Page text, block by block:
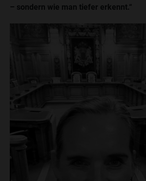
– sondern wie man tiefer erkennt.“